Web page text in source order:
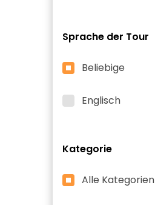
Sprache der Tour
Beliebige
Englisch
Kategorie
Alle Kategorien